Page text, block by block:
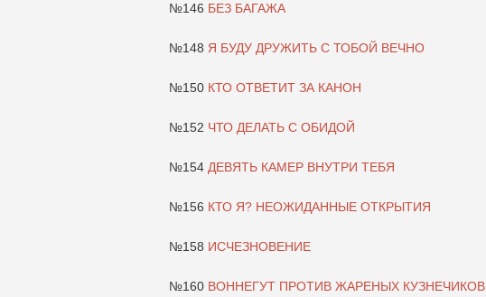
№146 БЕЗ БАГАЖА
№148 Я БУДУ ДРУЖИТЬ С ТОБОЙ ВЕЧНО
№150 КТО ОТВЕТИТ ЗА КАНОН
№152 ЧТО ДЕЛАТЬ С ОБИДОЙ
№154 ДЕВЯТЬ КАМЕР ВНУТРИ ТЕБЯ
№156 КТО Я? НЕОЖИДАННЫЕ ОТКРЫТИЯ
№158 ИСЧЕЗНОВЕНИЕ
№160 ВОННЕГУТ ПРОТИВ ЖАРЕНЫХ КУЗНЕЧИКОВ